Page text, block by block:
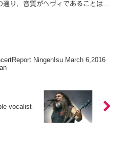
通り、音質がヘヴィであることは良
NingenIsu March 6,2016
vocalist-